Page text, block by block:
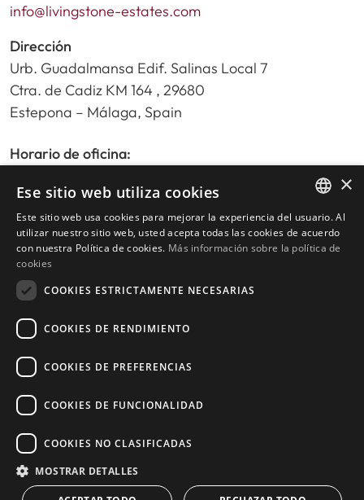
info@livingstone-estates.com
Dirección
Urb. Guadalmansa Edif. Salinas Local 7
Ctra. de Cadiz KM 164 , 29680
Estepona – Málaga, Spain
Horario de oficina:
Sábados y festivos de 10:00am a 14:00pm
Inicio
Buscador de propiedades
Escribir reseña
Política de privacidad
© 2026
Construido por
ENGLISH
SPANISH
×
Ese sitio web utiliza cookies
Este sitio web usa cookies para mejorar la experiencia del usuario. Al
utilizar nuestro sitio web, usted acepta todas las cookies de acuerdo
con nuestra Política de cookies. Más información sobre la política de
cookies
COOKIES ESTRICTAMENTE NECESARIAS
COOKIES DE RENDIMIENTO
COOKIES DE PREFERENCIAS
COOKIES DE FUNCIONALIDAD
COOKIES NO CLASIFICADAS
MOSTRAR DETALLES